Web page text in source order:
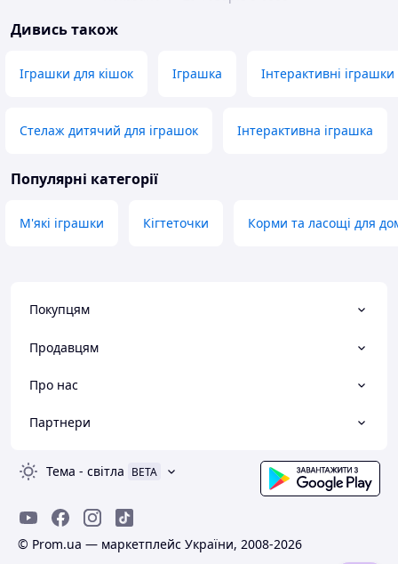
Дивись також
Іграшки для кішок Іграшка Інтерактивні
Стелаж дитячий для іграшок Інтерактивна іграшка
Популярні категорії
М'які іграшки Кігтеточки Корми та ласощі для
Покупцям
Продавцям
Про нас
Партнери
Тема - світла BETA
© Prom.ua — маркетплейс України, 2008-2026